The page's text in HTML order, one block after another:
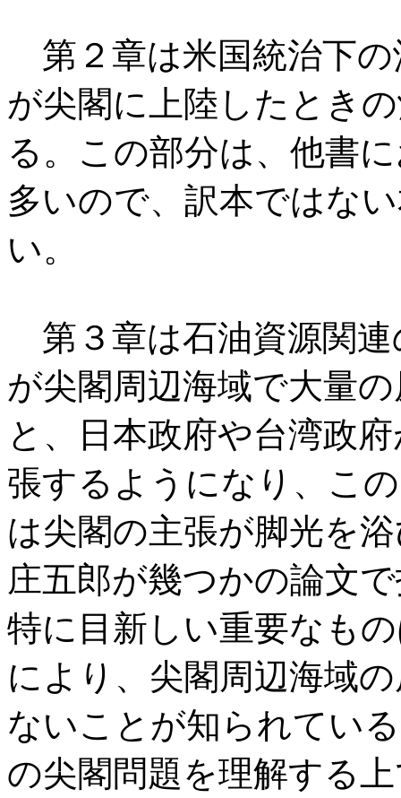
第２章は米国統治下の
が尖閣に上陸したとき
る。この部分は、他書
多いので、訳本ではな
い。
第３章は石油資源関連
が尖閣周辺海域で大量
と、日本政府や台湾政
張するようになり、こ
は尖閣の主張が脚光を
庄五郎が幾つかの論文
特に目新しい重要なも
により、尖閣周辺海域
ないことが知られてい
の尖閣問題を理解する